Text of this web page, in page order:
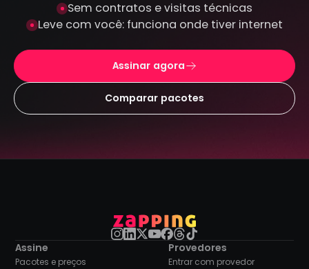
Sem contratos e visitas técnicas
Leve com você: funciona onde tiver internet
Assinar agora
Comparar pacotes
Assine
Pacotes e preços
Provedores
Entrar com provedor